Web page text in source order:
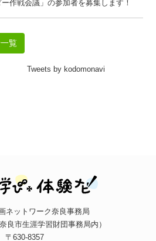
作戦会議」の参加者を募集します！
覧
Tweets by kodomonavi
ネットワーク奈良事務局
良市生涯学習財団事務局内）
〒630-8357